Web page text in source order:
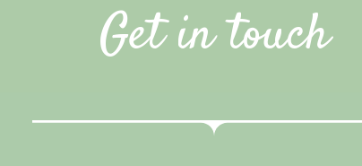
Get in touch